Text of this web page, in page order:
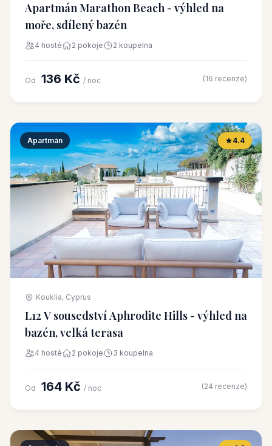
Apartmán Marathon Beach - výhled na
moře, sdílený bazén
4 hosté 2 pokoje 2 koupelna
Od 136 Kč / noc (16 recenze)
Apartmán 4.4
Kouklia, Cyprus
L12 V sousedství Aphrodite Hills - výhled na
bazén, velká terasa
4 hosté 2 pokoje 3 koupelna
Od 164 Kč / noc (24 recenze)